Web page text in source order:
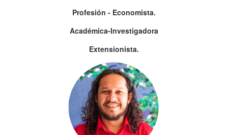
Profesión - Economista.
Académica-Investigadora
Extensionista.